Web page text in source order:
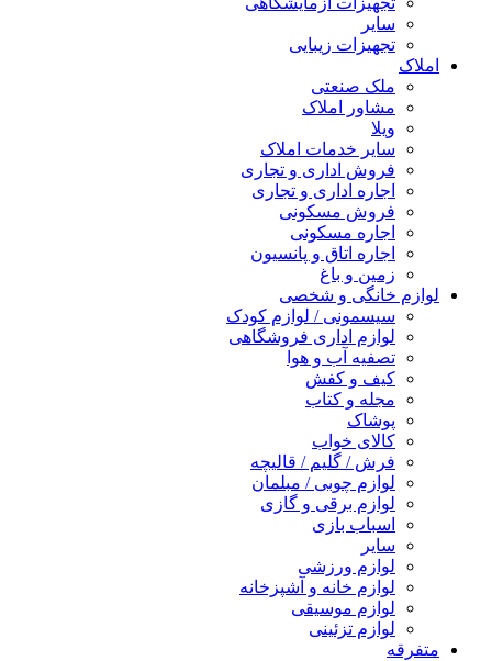
سایر
تجهیزات زیبایی
املاک
ملک صنعتی
مشاور املاک
ویلا
سایر خدمات املاک
فروش اداری و تجاری
اجاره اداری و تجاری
فروش مسکونی
اجاره مسکونی
اجاره اتاق و پانسیون
زمین و باغ
لوازم خانگی و شخصی
سیسمونی / لوازم کودک
لوازم اداری فروشگاهی
تصفیه آب و هوا
کیف و کفش
مجله و کتاب
پوشاک
کالای خواب
فرش / گلیم / قالیچه
لوازم چوبی / مبلمان
لوازم برقی و گازی
اسباب بازی
سایر
لوازم ورزشی
لوازم خانه و آشپزخانه
لوازم موسیقی
لوازم تزئینی
متفرقه